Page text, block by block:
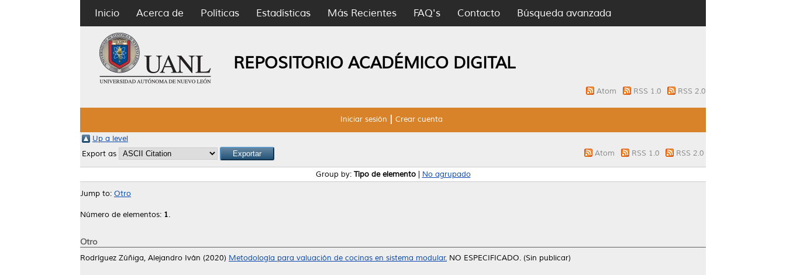
Inicio Acerca de Políticas Estadísticas Más Recientes FAQ's Contacto Búsqueda avanzada
REPOSITORIO ACADÉMICO DIGITAL
Atom RSS 1.0 RSS 2.0
Iniciar sesión Crear cuenta
Up a level
Export as
Atom RSS 1.0 RSS 2.0
Group by: Tipo de elemento| No agrupado
Jump to: Otro
Número de elementos: 1.
Otro
Rodríguez Zúñiga, Alejandro Iván (2020) Metodología para valuación de cocinas en sistema modular. NO ESPECIFICADO. (Sin publicar)